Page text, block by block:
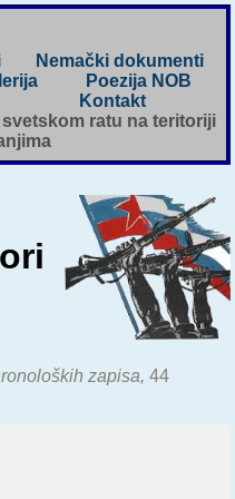
Nemački dokumenti
Poezija NOB
Kontakt
ratu na teritoriji
zapisa,44